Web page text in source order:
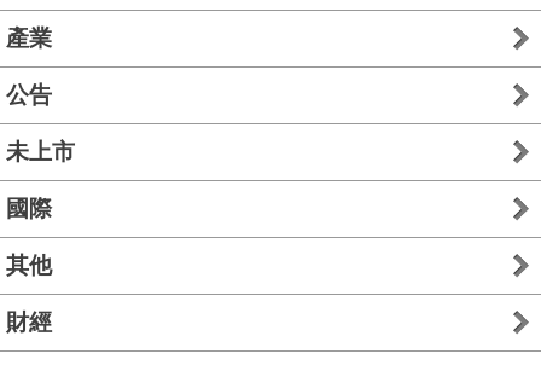
產業
公告
未上市
國際
其他
財經